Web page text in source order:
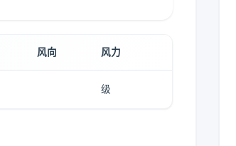
风向 风力
级